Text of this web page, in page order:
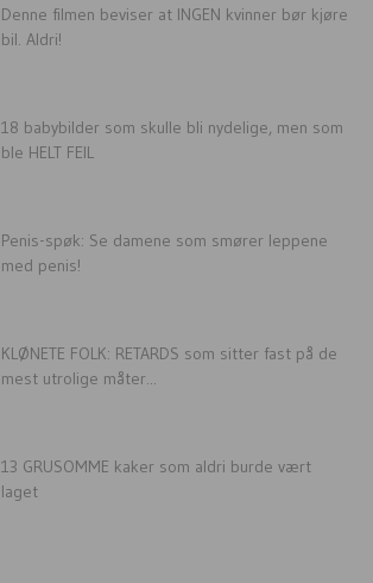
Denne filmen beviser at INGEN kvinner bør kjøre
bil. Aldri!
18 babybilder som skulle bli nydelige, men som
ble HELT FEIL
Penis-spøk: Se damene som smører leppene
med penis!
KLØNETE FOLK: RETARDS som sitter fast på de
mest utrolige måter...
13 GRUSOMME kaker som aldri burde vært
laget